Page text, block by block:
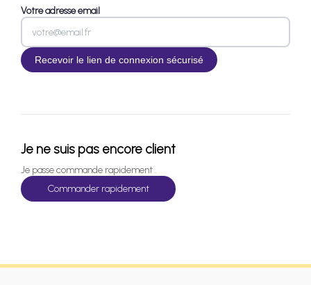
Votre adresse email
Je ne suis pas encore client
Je passe commande rapidement .
Commander rapidement